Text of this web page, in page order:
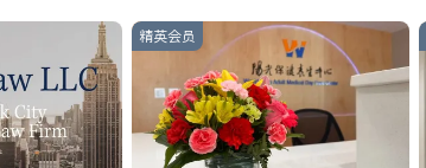
精英会员